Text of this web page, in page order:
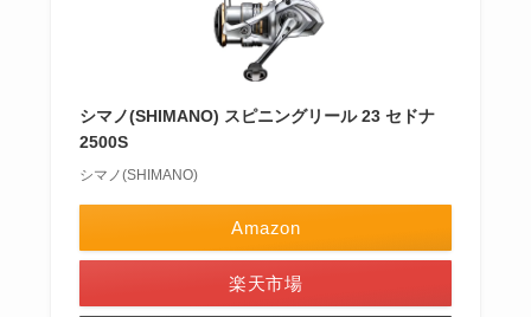
シマノ(SHIMANO) スピニングリール 23 セドナ
2500S
シマノ(SHIMANO)
Amazon
楽天市場